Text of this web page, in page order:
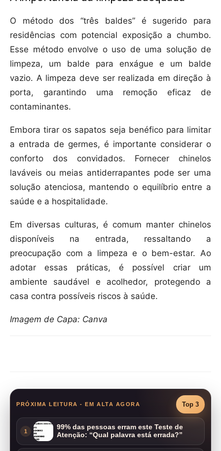
O método dos “três baldes” é sugerido para
residências com potencial exposição a chumbo.
Esse método envolve o uso de uma solução de
limpeza, um balde para enxágue e um balde
vazio. A limpeza deve ser realizada em direção à
porta, garantindo uma remoção eficaz de
contaminantes.
Embora tirar os sapatos seja benéfico para limitar
a entrada de germes, é importante considerar o
conforto dos convidados. Fornecer chinelos
laváveis ou meias antiderrapantes pode ser uma
solução atenciosa, mantendo o equilíbrio entre a
saúde e a hospitalidade.
Em diversas culturas, é comum manter chinelos
disponíveis na entrada, ressaltando a
preocupação com a limpeza e o bem-estar. Ao
adotar essas práticas, é possível criar um
ambiente saudável e acolhedor, protegendo a
casa contra possíveis riscos à saúde.
Imagem de Capa: Canva
PRÓXIMA LEITURA - EM ALTA AGORA Top 3
1
99% das pessoas erram este Teste de
Atenção: “Qual palavra está errada?”